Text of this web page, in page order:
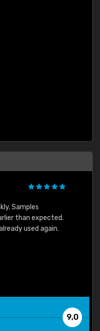
Samples
than expected.
used again.
9,0